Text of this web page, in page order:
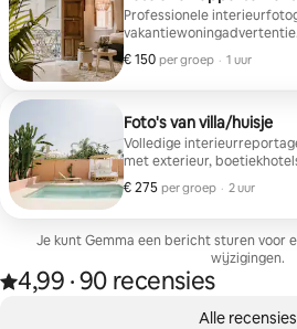
Professionele
een appartement van
20-50 foto's, afhankelijk
€ 150 per groep
€ 150 per groep
, · 1 uur
Foto's van villa/huisje
Volledige
met exterieur,
de autonome regio
voor advertenties op elk
€ 275 per groep
€ 275 per groep
, · 2 uur
Je kunt Gemma een bericht sturen voor
wijzigingen.
4,99 van 5 sterren op basis van 90
4,99
, ·90 recensies
Alle recensies